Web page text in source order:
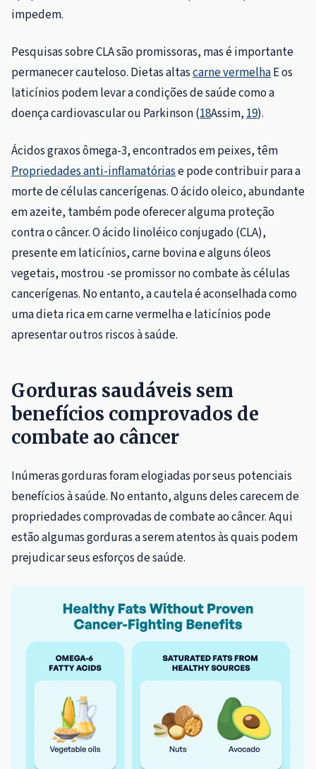
impedem.
Pesquisas sobre CLA são promissoras, mas é importante
permanecer cauteloso. Dietas altascarne vermelhaE os
laticínios podem levar a condições de saúde como a
doença cardiovascular ou Parkinson (18Assim,19).
Ácidos graxos ômega-3, encontrados em peixes, têm
Propriedades anti-inflamatóriase pode contribuir para a
morte de células cancerígenas. O ácido oleico, abundante
em azeite, também pode oferecer alguma proteção
contra o câncer. O ácido linoléico conjugado (CLA),
presente em laticínios, carne bovina e alguns óleos
vegetais, mostrou -se promissor no combate às células
cancerígenas. No entanto, a cautela é aconselhada como
uma dieta rica em carne vermelha e laticínios pode
apresentar outros riscos à saúde.
Gorduras saudáveis ​​sem
benefícios comprovados de
combate ao câncer
Inúmeras gorduras foram elogiadas por seus potenciais
benefícios à saúde. No entanto, alguns deles carecem de
propriedades comprovadas de combate ao câncer. Aqui
estão algumas gorduras a serem atentos às quais podem
prejudicar seus esforços de saúde.